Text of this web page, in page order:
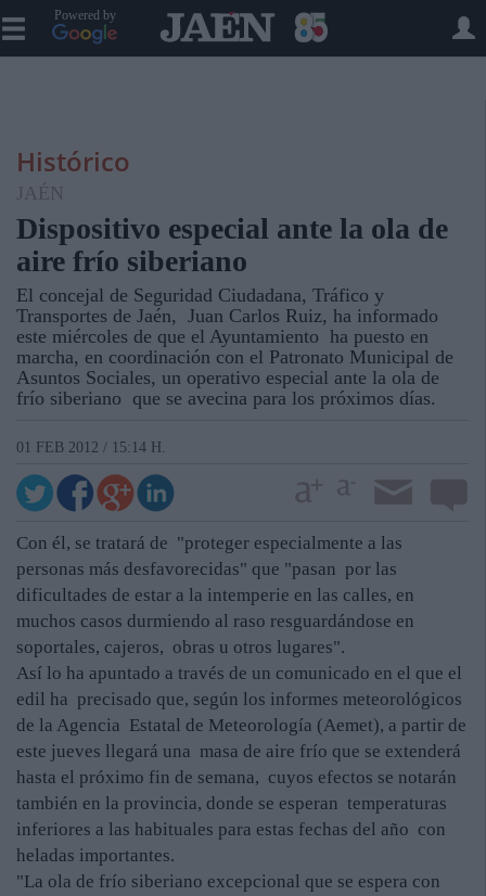
Powered by
Histórico
JAÉN
Dispositivo especial ante la ola de
aire frío siberiano
El concejal de Seguridad Ciudadana, Tráfico y
Transportes de Jaén, Juan Carlos Ruiz, ha informado
este miércoles de que el Ayuntamiento ha puesto en
marcha, en coordinación con el Patronato Municipal de
Asuntos Sociales, un operativo especial ante la ola de
frío siberiano que se avecina para los próximos días.
01 FEB 2012 / 15:14 H.
Con él, se tratará de "proteger especialmente a las
personas más desfavorecidas" que "pasan por las
dificultades de estar a la intemperie en las calles, en
muchos casos durmiendo al raso resguardándose en
soportales, cajeros, obras u otros lugares".
Así lo ha apuntado a través de un comunicado en el que el
edil ha precisado que, según los informes meteorológicos
de la Agencia Estatal de Meteorología (Aemet), a partir de
este jueves llegará una masa de aire frío que se extenderá
hasta el próximo fin de semana, cuyos efectos se notarán
también en la provincia, donde se esperan temperaturas
inferiores a las habituales para estas fechas del año con
heladas importantes.
"La ola de frío siberiano excepcional que se espera con